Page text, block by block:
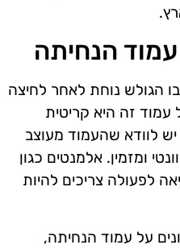
עמוד הנחיתה
הגולש נוחת לאחר לחיצה
עמוד זה היא קריטית
לוודא שהעמוד מעוצב
ומזמין. אלמנטים כגון
לפעולה צריכים להיות
על עמוד הנחיתה,